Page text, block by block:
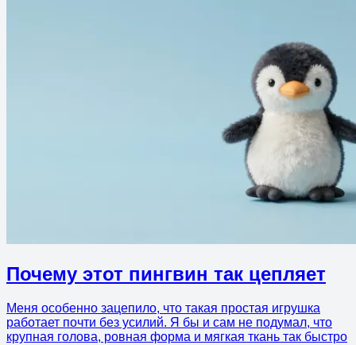
Почему этот пингвин так цепляет
Меня особенно зацепило, что такая простая игрушка
работает почти без усилий. Я бы и сам не подумал, что
крупная голова, ровная форма и мягкая ткань так быстро